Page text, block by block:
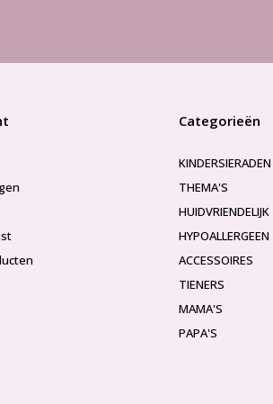
Categorieën
KINDERSIERADEN
THEMA'S
HUIDVRIENDELIJK
HYPOALLERGEEN
ACCESSOIRES
TIENERS
MAMA'S
PAPA'S